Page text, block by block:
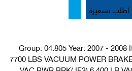
اطلب تسعيرة
Group: 04.805 Year: 2007 -
7700 LBS VACUUM POWER